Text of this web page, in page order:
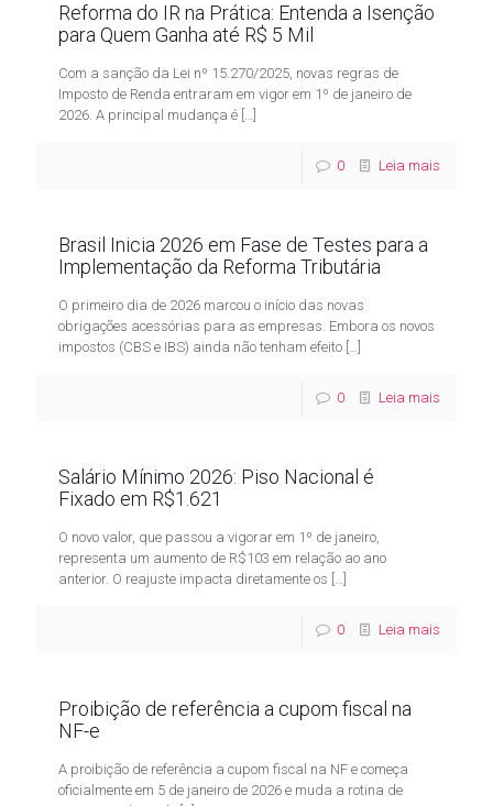
Reforma do IR na Prática: Entenda a Isenção
para Quem Ganha até R$ 5 Mil
Com a sanção da Lei nº 15.270/2025, novas regras de
Imposto de Renda entraram em vigor em 1º de janeiro de
2026. A principal mudança é […]
0 Leia mais
Brasil Inicia 2026 em Fase de Testes para a
Implementação da Reforma Tributária
O primeiro dia de 2026 marcou o início das novas
obrigações acessórias para as empresas. Embora os novos
impostos (CBS e IBS) ainda não tenham efeito […]
0 Leia mais
Salário Mínimo 2026: Piso Nacional é
Fixado em R$1.621
O novo valor, que passou a vigorar em 1º de janeiro,
representa um aumento de R$103 em relação ao ano
anterior. O reajuste impacta diretamente os […]
0 Leia mais
Proibição de referência a cupom fiscal na
NF-e
A proibição de referência a cupom fiscal na NF e começa
oficialmente em 5 de janeiro de 2026 e muda a rotina de